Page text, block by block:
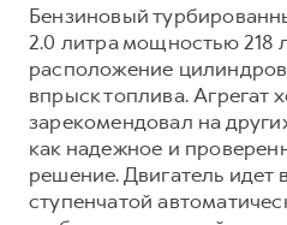
Бензиновый
2.0 литра мощностью 218
расположение
впрыск топлива. Агрегат
зарекомендовал на
как надежное и
решение. Двигатель идет
ступенчатой